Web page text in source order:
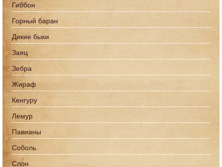
Гиббон
Горный баран
Дикие быки
Заяц
Зебра
Жираф
Кенгуру
Лемур
Павианы
Соболь
Слон